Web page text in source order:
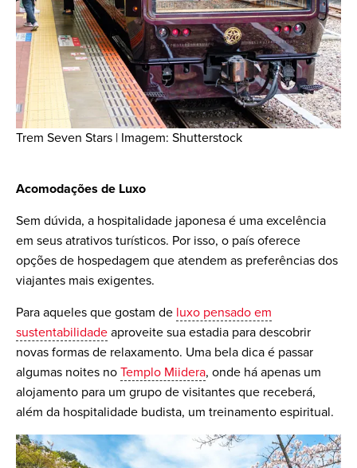
Trem Seven Stars | Imagem: Shutterstock
Acomodações de Luxo
Sem dúvida, a hospitalidade japonesa é uma excelência
em seus atrativos turísticos. Por isso, o país oferece
opções de hospedagem que atendem as preferências dos
viajantes mais exigentes.
Para aqueles que gostam de luxo pensado em
sustentabilidade aproveite sua estadia para descobrir
novas formas de relaxamento. Uma bela dica é passar
algumas noites no Templo Miidera, onde há apenas um
alojamento para um grupo de visitantes que receberá,
além da hospitalidade budista, um treinamento espiritual.